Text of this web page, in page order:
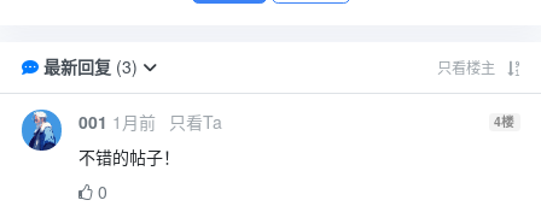
最新回复(3) 只看楼主
001 1月前 只看Ta 4楼
不错的帖子！
0